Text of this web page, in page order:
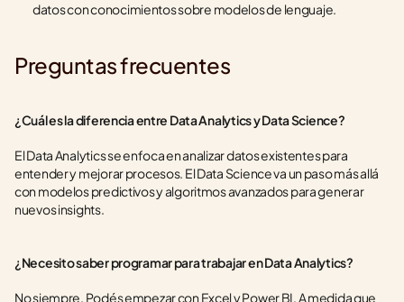
datos con conocimientos sobre modelos de lenguaje.
Preguntas frecuentes
¿Cuál es la diferencia entre Data Analytics y Data Science?
El Data Analytics se enfoca en analizar datos existentes para
entender y mejorar procesos. El Data Science va un paso más allá
con modelos predictivos y algoritmos avanzados para generar
nuevos insights.
¿Necesito saber programar para trabajar en Data Analytics?
No siempre. Podés empezar con Excel y Power BI. A medida que